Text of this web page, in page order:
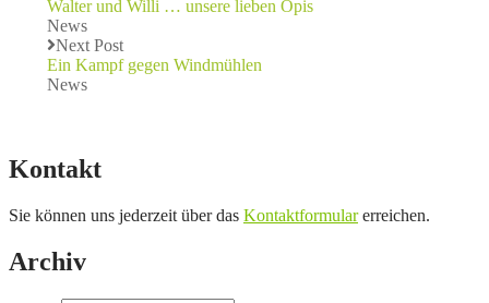
Walter und Willi … unsere lieben Opis
News
Next Post
Ein Kampf gegen Windmühlen
News
Kontakt
Sie können uns jederzeit über das Kontaktformularerreichen.
Archiv